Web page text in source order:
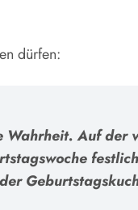
dürfen:
Auf der